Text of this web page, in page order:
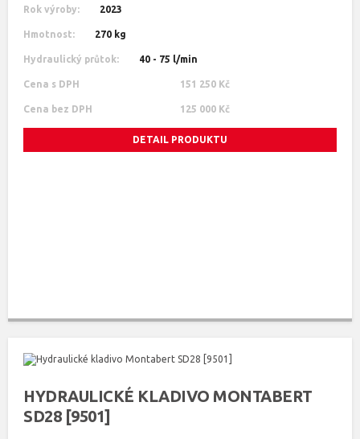
Rok výroby: 2023
Hmotnost: 270 kg
Hydraulický průtok: 40 - 75 l/min
Cena s DPH 151 250 Kč
Cena bez DPH 125 000 Kč
DETAIL PRODUKTU
HYDRAULICKÉ KLADIVO MONTABERT
SD28 [9501]